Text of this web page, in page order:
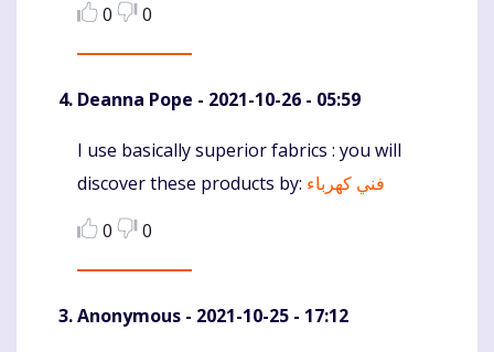
0
0
Deanna Pope - 2021-10-26 - 05:59
Komentaras
I use basically superior fabrics : you will
discover these products by: فني كهرباء
0
0
Anonymous - 2021-10-25 - 17:12